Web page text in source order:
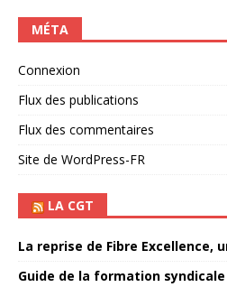
MÉTA
Connexion
Flux des publications
Flux des commentaires
Site de WordPress-FR
LA CGT
La reprise de Fibre Excellence,
Guide de la formation syndicale